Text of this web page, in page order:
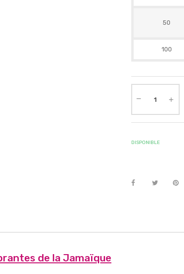
50
100
DISPONIBLE
de la Jamaïque